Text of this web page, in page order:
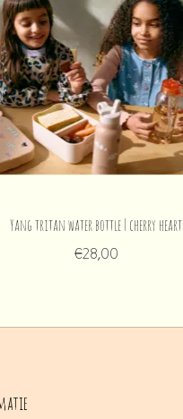
Yang tritan water bottle | cherry heart
€28,00